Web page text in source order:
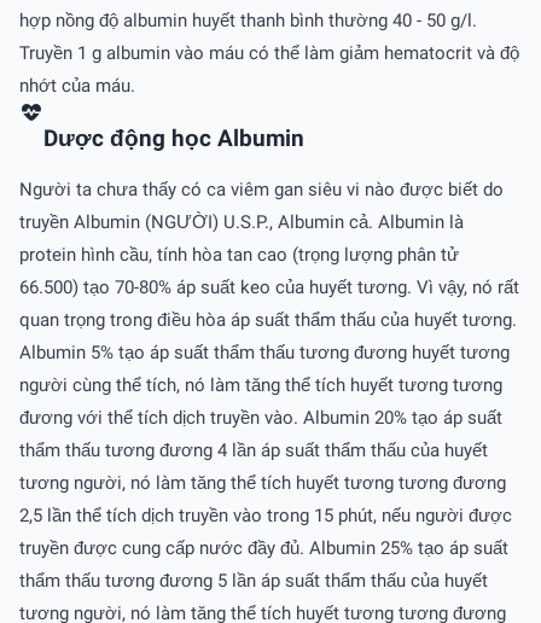
hợp nồng độ albumin huyết thanh bình thường 40 - 50 g/l.
Truyền 1 g albumin vào máu có thể làm giảm hematocrit và độ
nhớt của máu.
Dược động học Albumin
Người ta chưa thấy có ca viêm gan siêu vi nào được biết do
truyền Albumin (NGƯỜI) U.S.P., Albumin cả. Albumin là
protein hình cầu, tính hòa tan cao (trọng lượng phân tử
66.500) tạo 70-80% áp suất keo của huyết tương. Vì vậy, nó rất
quan trọng trong điều hòa áp suất thẩm thấu của huyết tương.
Albumin 5% tạo áp suất thẩm thấu tương đương huyết tương
người cùng thể tích, nó làm tăng thể tích huyết tương tương
đương với thể tích dịch truyền vào. Albumin 20% tạo áp suất
thẩm thấu tương đương 4 lần áp suất thẩm thấu của huyết
tương người, nó làm tăng thể tích huyết tương tương đương
2,5 lần thể tích dịch truyền vào trong 15 phút, nếu người được
truyền được cung cấp nước đầy đủ. Albumin 25% tạo áp suất
thẩm thấu tương đương 5 lần áp suất thẩm thấu của huyết
tương người, nó làm tăng thể tích huyết tương tương đương